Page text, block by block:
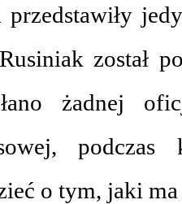
przedstawiły
został
żadnej
o tym, jaki